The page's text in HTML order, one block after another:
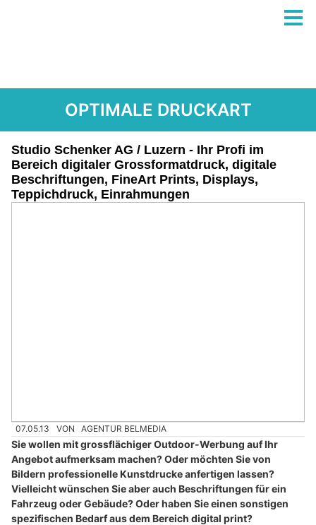
OPTIMALE DRUCKART
Studio Schenker AG / Luzern - Ihr Profi im
Bereich digitaler Grossformatdruck, digitale
Beschriftungen, FineArt Prints, Displays,
Teppichdruck, Einrahmungen
07.05.13 VON AGENTUR BELMEDIA
Sie wollen mit grossflächiger Outdoor-Werbung auf Ihr
Angebot aufmerksam machen? Oder möchten Sie von
Bildern professionelle Kunstdrucke anfertigen lassen?
Vielleicht wünschen Sie aber auch Beschriftungen für ein
Fahrzeug oder Gebäude? Oder haben Sie einen sonstigen
spezifischen Bedarf aus dem Bereich digital print?